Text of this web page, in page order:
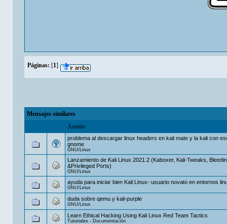
Páginas: [1]
Mensajes similares
Asunto
problema al descargar linux headers en kali mate y la kali con
gnome
GNU/Linux
Lanzamiento de Kali Linux 2021.2 (Kaboxer, Kali-Tweaks,
&Privileged Ports)
GNU/Linux
ayuda para iniciar bien Kali Linux- usuario novato en entornos
GNU/Linux
duda sobre qemu y kali-purple
GNU/Linux
Learn Ethical Hacking Using Kali Linux Red Team Tactics
Tutoriales - Documentación